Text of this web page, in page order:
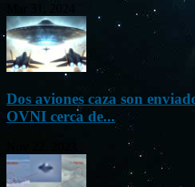
Dos aviones caza son
OVNI cerca de...